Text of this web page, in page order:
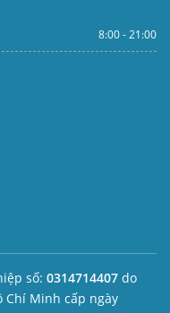
8:00 - 21:00
số: 0314714407 do
Chí Minh cấp ngày